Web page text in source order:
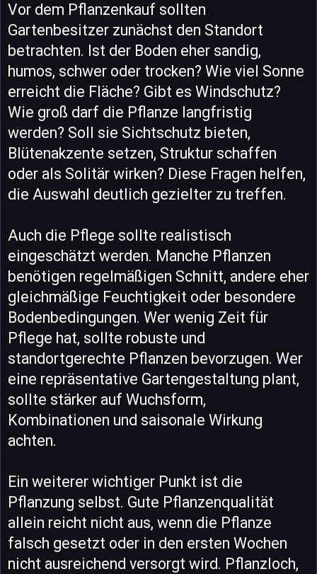
Vor dem Pflanzenkauf sollten
Gartenbesitzer zunächst den Standort
betrachten. Ist der Boden eher sandig,
humos, schwer oder trocken? Wie viel Sonne
erreicht die Fläche? Gibt es Windschutz?
Wie groß darf die Pflanze langfristig
werden? Soll sie Sichtschutz bieten,
Blütenakzente setzen, Struktur schaffen
oder als Solitär wirken? Diese Fragen helfen,
die Auswahl deutlich gezielter zu treffen.
Auch die Pflege sollte realistisch
eingeschätzt werden. Manche Pflanzen
benötigen regelmäßigen Schnitt, andere eher
gleichmäßige Feuchtigkeit oder besondere
Bodenbedingungen. Wer wenig Zeit für
Pflege hat, sollte robuste und
standortgerechte Pflanzen bevorzugen. Wer
eine repräsentative Gartengestaltung plant,
sollte stärker auf Wuchsform,
Kombinationen und saisonale Wirkung
achten.
Ein weiterer wichtiger Punkt ist die
Pflanzung selbst. Gute Pflanzenqualität
allein reicht nicht aus, wenn die Pflanze
falsch gesetzt oder in den ersten Wochen
nicht ausreichend versorgt wird. Pflanzloch,